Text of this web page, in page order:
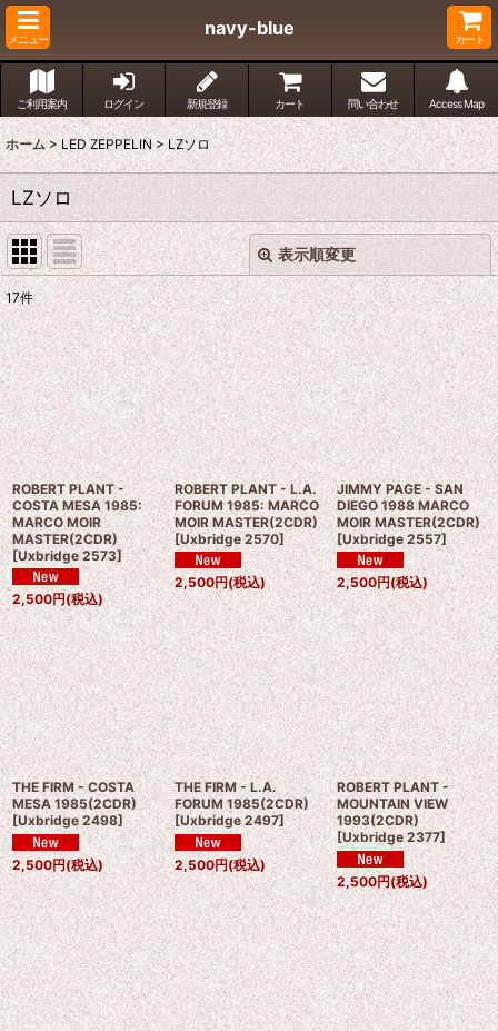
メニュー
navy-blue
カート
ご利用案内 ログイン 新規登録 カート 問い合わせ Access Map
ホーム > LED ZEPPELIN > LZソロ
LZソロ
表示順変更
表示数:
並び順:
絞り込む
閉じる
17件
ROBERT PLANT -
COSTA MESA 1985:
MARCO MOIR
MASTER(2CDR)
[Uxbridge 2573]
2,500円(税込)
ROBERT PLANT - L.A.
FORUM 1985: MARCO
MOIR MASTER(2CDR)
[Uxbridge 2570]
2,500円(税込)
JIMMY PAGE - SAN
DIEGO 1988 MARCO
MOIR MASTER(2CDR)
[Uxbridge 2557]
2,500円(税込)
THE FIRM - COSTA
MESA 1985(2CDR)
[Uxbridge 2498]
2,500円(税込)
THE FIRM - L.A.
FORUM 1985(2CDR)
[Uxbridge 2497]
2,500円(税込)
ROBERT PLANT -
MOUNTAIN VIEW
1993(2CDR)
[Uxbridge 2377]
2,500円(税込)